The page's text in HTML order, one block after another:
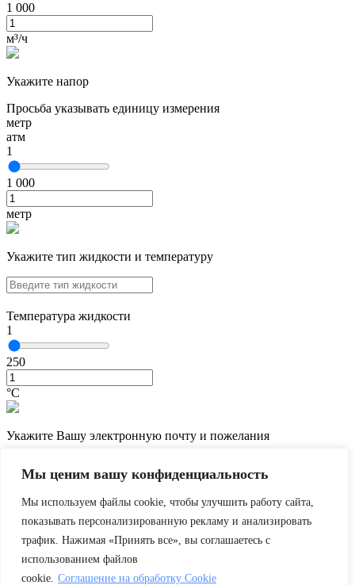
Мы ценим вашу конфиденциальность
Мы используем файлы cookie, чтобы улучшить работу сайта,
показывать персонализированную рекламу и анализировать
трафик. Нажимая «Принять все», вы соглашаетесь с
использованием файлов
cookie. Соглашение на обработку Cookie
1 000
м³/ч
Укажите напор
Просьба указывать единицу измерения
метр
атм
1
1 000
метр
Укажите тип жидкости и температуру
Температура жидкости
1
250
°С
Укажите Вашу электронную почту и пожелания